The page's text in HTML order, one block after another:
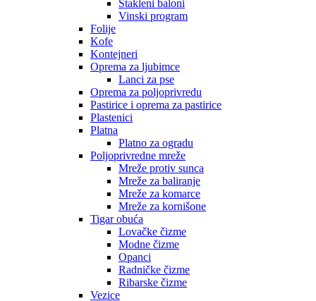
Stakleni baloni
Vinski program
Folije
Kofe
Kontejneri
Oprema za ljubimce
Lanci za pse
Oprema za poljoprivredu
Pastirice i oprema za pastirice
Plastenici
Platna
Platno za ogradu
Poljoprivredne mreže
Mreže protiv sunca
Mreže za baliranje
Mreže za komarce
Mreže za kornišone
Tigar obuća
Lovačke čizme
Modne čizme
Opanci
Radničke čizme
Ribarske čizme
Vezice